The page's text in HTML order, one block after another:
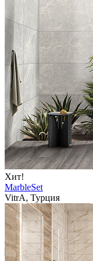
Хит!
MarbleSet
VitrA, Турция